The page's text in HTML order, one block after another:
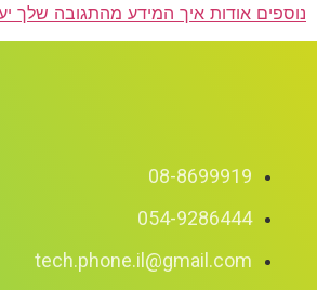
נוספים אודות איך המידע מהתגובה שלך
08-8699919
054-9286444
tech.phone.il@gmail.com